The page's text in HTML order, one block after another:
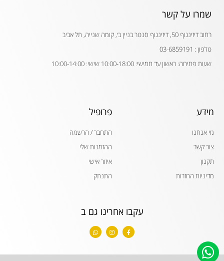
שמרו על קשר
רחוב דיזינגוף 50, דיזינגוף סנטר בניין ב׳, קומה שנייה, תל אביב
טלפון : 03-6859191
שעות פתיחה: ראשון עד חמישי: 10:00-18:00 שישי: 10:00-14:00
מידע
מי אנחנו
צור קשר
תקנון
מדיניות החזרות
פרופיל
התחבר / הרשמה
ההזמנות שלי
איזור אישי
התנתק
עקבו אחרינו גם ב
F
a
c
o
I
n
s
g
W
h
a
a